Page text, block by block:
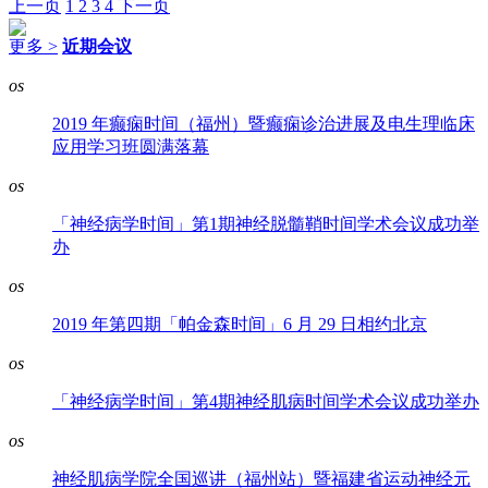
上一页 1 2 3 4 下一页
更多 > 近期会议
os
2019 年癫痫时间（福州）暨癫痫诊治进展及电生理临床
应用学习班圆满落幕
os
「神经病学时间」第1期神经脱髓鞘时间学术会议成功举
办
os
2019 年第四期「帕金森时间」6 月 29 日相约北京
os
「神经病学时间」第4期神经肌病时间学术会议成功举办
os
神经肌病学院全国巡讲（福州站）暨福建省运动神经元